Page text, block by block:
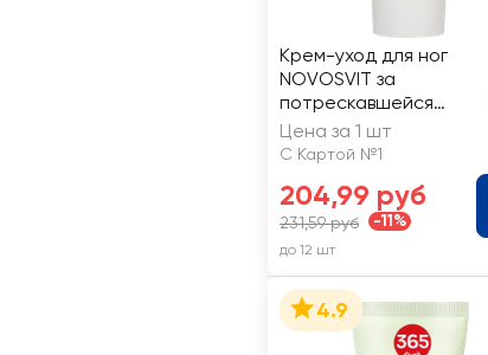
Крем-уход для ног
NOVOSVIT за
потрескавшейся
сухой кожей пяток
Цена за 1 шт
С Картой №1
204,99 руб
231,59 руб -11%
до 12 шт
4.9